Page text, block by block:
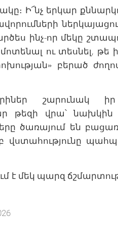
Ի՜նչ երկար
ինչ-որ մեկը
ու տեսնել, թե
բերած
շարունակ
թեզի վրա՝
ծառայում են
մեկ պարզ